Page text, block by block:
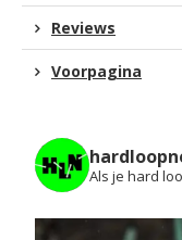
Reviews
Voorpagina
Als je hard